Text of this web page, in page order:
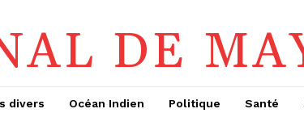
DE
divers Océan Indien Politique Santé